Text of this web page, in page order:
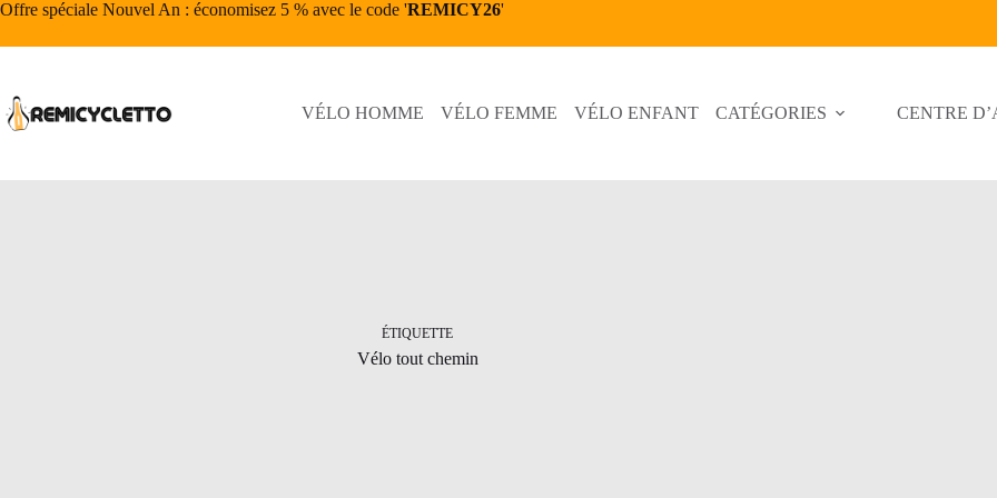
Passer
contenu
Offre spéciale Nouvel An : économisez 5 % avec le code 'REMICY26'
VÉLO HOMME VÉLO FEMME VÉLO ENFANT CATÉGORIES CENTRE
ÉTIQUETTE
Vélo tout chemin